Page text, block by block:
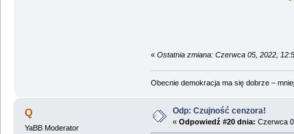
« Ostatnia zmiana: Czerwca 05, 2022,
Obecnie demokracja ma się dobrze –
Q
YaBB Moderator
Odp: Czujność cenzora!
« Odpowiedź #20 dnia: Czerwca